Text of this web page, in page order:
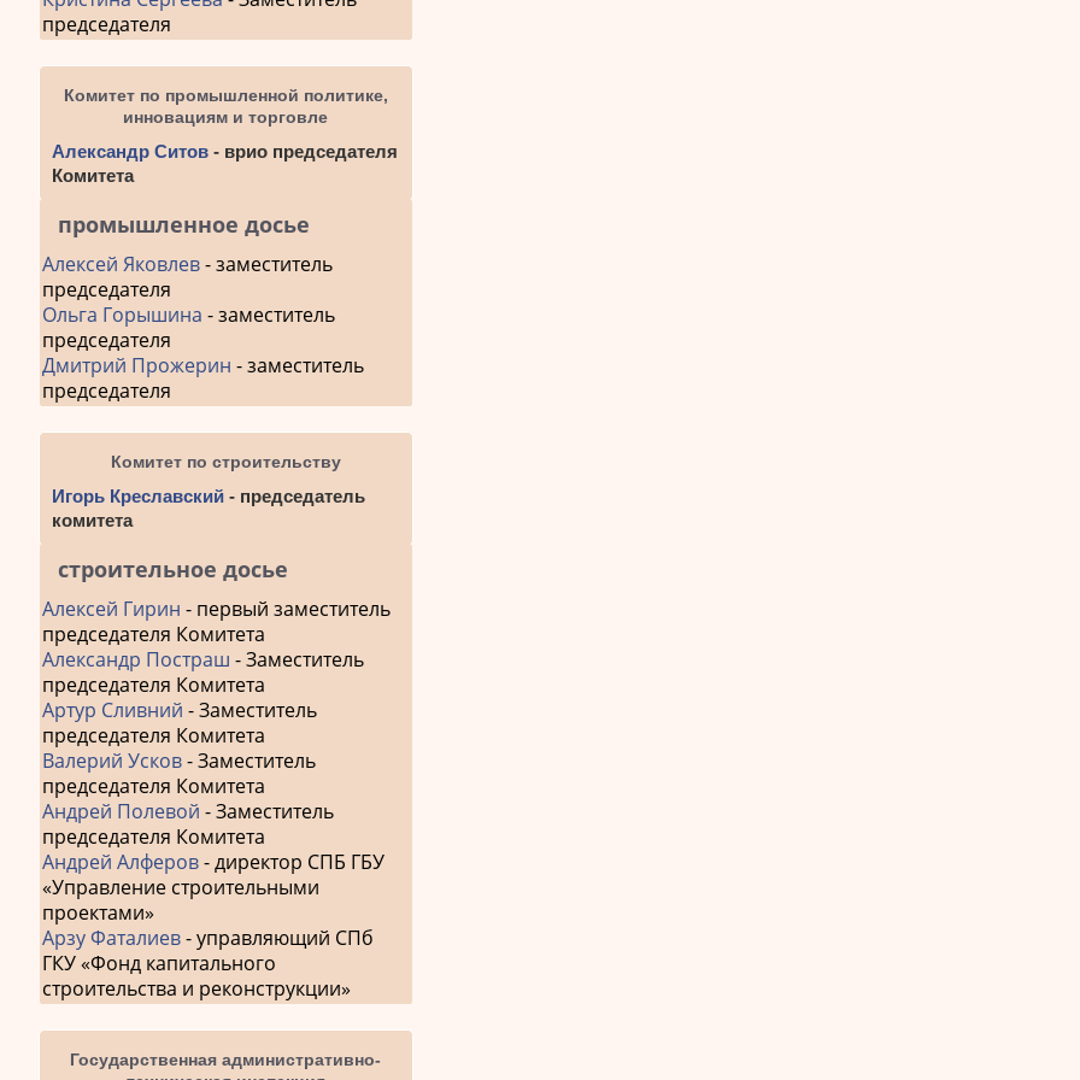
председателя
Комитет по промышленной политике,
инновациям и торговле
Александр Ситов - врио председателя
Комитета
промышленное досье
Алексей Яковлев- заместитель
председателя
Ольга Горышина - заместитель
председателя
Дмитрий Прожерин - заместитель
председателя
Комитет по строительству
Игорь Креславский - председатель
комитета
строительное досье
Алексей Гирин - первый заместитель
председателя Комитета
Александр Постраш - Заместитель
председателя Комитета
Артур Сливний - Заместитель
председателя Комитета
Валерий Усков- Заместитель
председателя Комитета
Андрей Полевой - Заместитель
председателя Комитета
Андрей Алферов- директор СПБ ГБУ
«Управление строительными
проектами»
Арзу Фаталиев- управляющий СПб
ГКУ «Фонд капитального
строительства и реконструкции»
Государственная административно-